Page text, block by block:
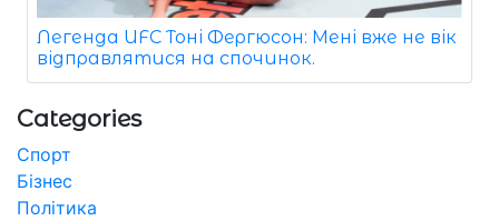
Легенда UFC Тоні Фергюсон: Мені вже не вік
відправлятися на спочинок.
Categories
Спорт
Бізнес
Політика